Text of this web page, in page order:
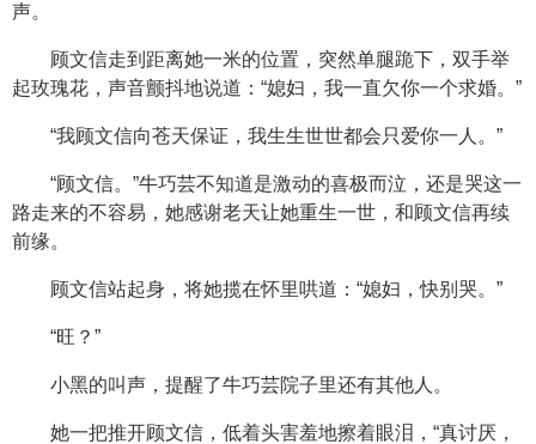
声。
顾文信走到距离她一米的位置，突然单腿跪下，双手举
起玫瑰花，声音颤抖地说道：“媳妇，我一直欠你一个求婚。”
“我顾文信向苍天保证，我生生世世都会只爱你一人。”
“顾文信。”牛巧芸不知道是激动的喜极而泣，还是哭这一
路走来的不容易，她感谢老天让她重生一世，和顾文信再续
前缘。
顾文信站起身，将她揽在怀里哄道：“媳妇，快别哭。”
“旺？”
小黑的叫声，提醒了牛巧芸院子里还有其他人。
她一把推开顾文信，低着头害羞地擦着眼泪，“真讨厌，